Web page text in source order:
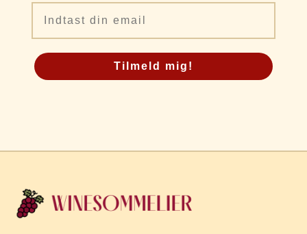
Tilmeld mig!